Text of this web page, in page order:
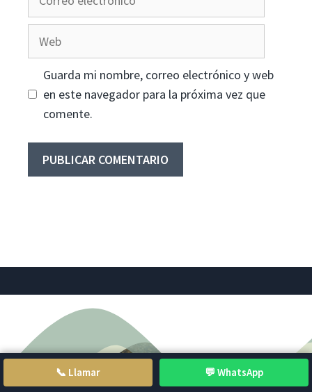
Guarda mi nombre, correo electrónico y web
en este navegador para la próxima vez que
comente.
📞 Llamar 💬 WhatsApp